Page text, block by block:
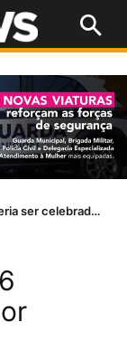
Dia dos pais: um amor que deveria ser celebrado todos os dias